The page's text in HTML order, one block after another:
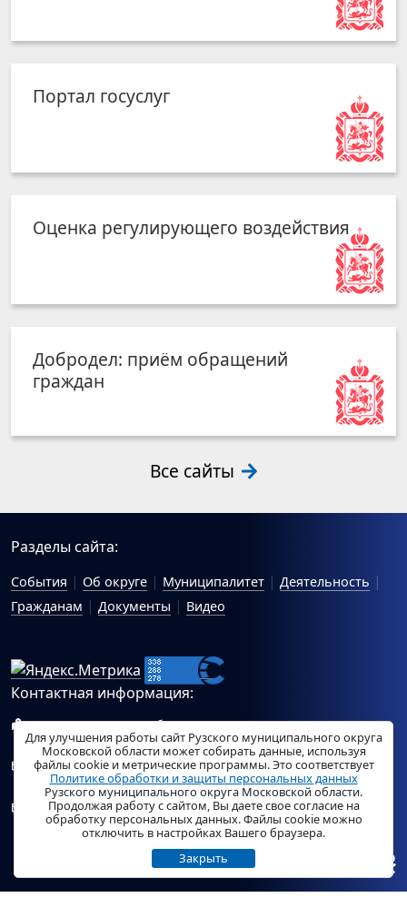
Портал госуслуг
Оценка регулирующего воздействия
Добродел: приём обращений
граждан
Все сайты
Разделы сайта:
События Об округе Муниципалитет
Деятельность
Гражданам
Документы Видео
Контактная информация:
143100, Московская область, г.Руза, ул.Солнцева, 11
Схема проезда
Общий отдел Администрации Рузского муниципального
округа:ruza_region_ruza@mosreg.ru.
Отдел по работе с обращениями граждан Администрации
Рузского муниципального округа:ruza_og_argo@mosreg.ru
Для улучшения работы сайт Рузского муниципального округа
Московской области может собирать данные, используя
файлы cookie и метрические программы. Это соответствует
Политике обработки и защиты персональных данных
Рузского муниципального округа Московской области.
Продолжая работу с сайтом, Вы даете свое согласие на
обработку персональных данных. Файлы cookie можно
отключить в настройках Вашего браузера.
Закрыть